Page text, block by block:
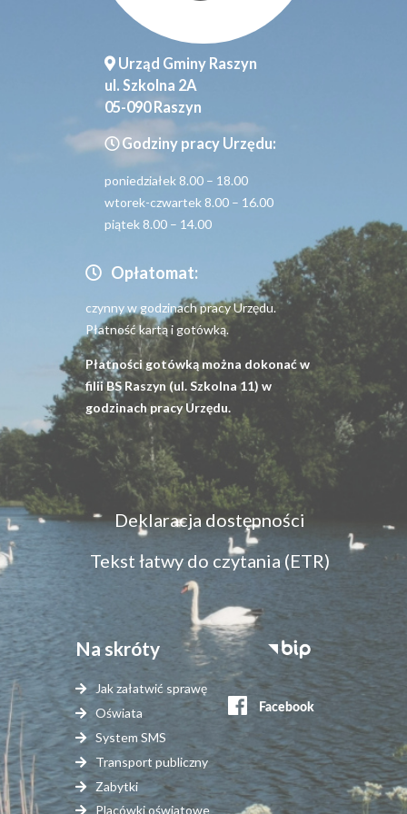
Urząd Gminy Raszyn
ul. Szkolna 2A
05-090 Raszyn
Godziny pracy Urzędu:
poniedziałek 8.00 – 18.00
wtorek-czwartek 8.00 – 16.00
piątek 8.00 – 14.00
Opłatomat:
czynny w godzinach pracy Urzędu.
Płatność kartą i gotówką.
Płatności gotówką można dokonać w
filii BS Raszyn (ul. Szkolna 11) w
godzinach pracy Urzędu.
Menu
dostępność
Deklaracja dostępności
Tekst łatwy do czytania (ETR)
Na skróty
Jak załatwić sprawę
Oświata
System SMS
Transport publiczny
Zabytki
Placówki oświatowe
Stopka
serwisy
zewnętrzne